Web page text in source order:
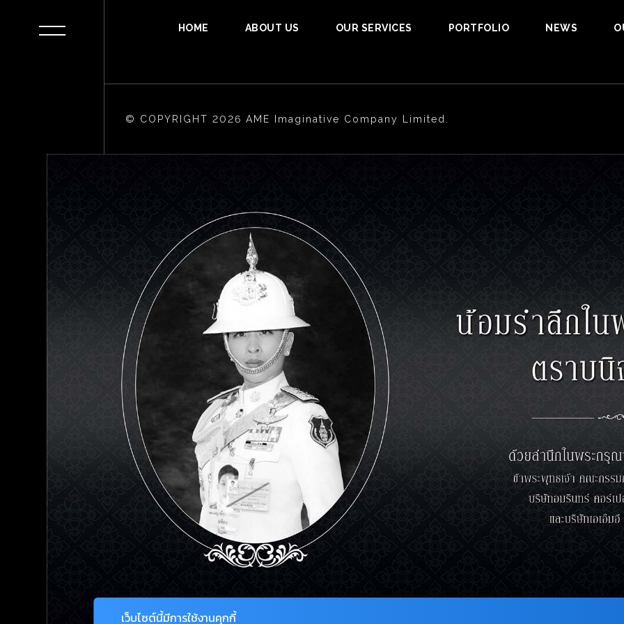
HOME ABOUT US OUR SERVICES PORTFOLIO NEWS
© COPYRIGHT 2026 AME Imaginative Company Limited.
เว็บไซต์นี้มีการใช้งานคุกกี้